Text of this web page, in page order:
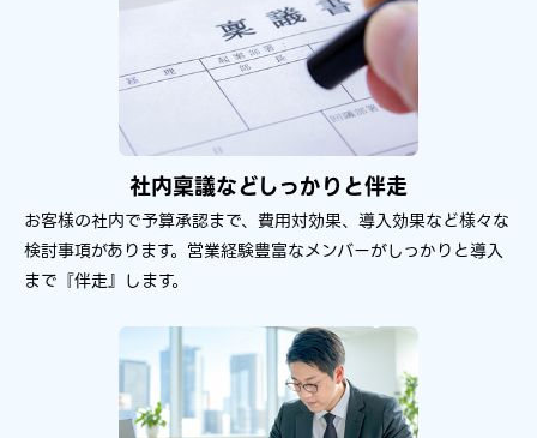
社内稟議などしっかりと​伴走
お客様の​社内で​予算承認まで、​費用対効果、​導入効果など​様々な​
検討事項が​あります。​ 営業経験豊富な​メンバーが​しっかりと​導入
まで​『伴走』します。​